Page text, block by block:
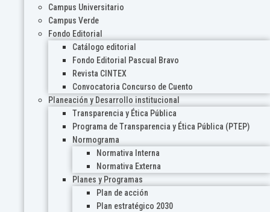
Campus Universitario
Campus Verde
Fondo Editorial
Catálogo editorial
Fondo Editorial Pascual Bravo
Revista CINTEX
Convocatoria Concurso de Cuento
Planeación y Desarrollo institucional
Transparencia y Ética Pública
Programa de Transparencia y Ética Pública (PTEP)
Normograma
Normativa Interna
Normativa Externa
Planes y Programas
Plan de acción
Plan estratégico 2030